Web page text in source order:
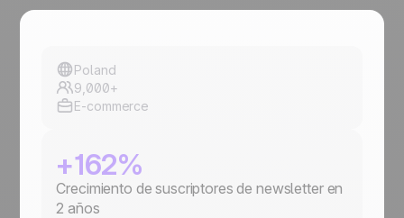
Poland
9,000+
E-commerce
+162%
Crecimiento de suscriptores de newsletter en
2 años